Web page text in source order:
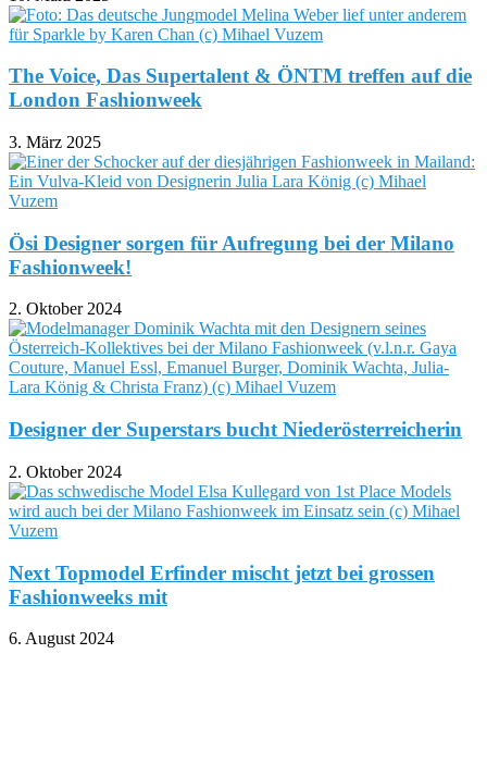
The Voice, Das Supertalent & ÖNTM treffen auf die
London Fashionweek
3. März 2025
Ösi Designer sorgen für Aufregung bei der Milano
Fashionweek!
2. Oktober 2024
Designer der Superstars bucht Niederösterreicherin
2. Oktober 2024
Next Topmodel Erfinder mischt jetzt bei grossen
Fashionweeks mit
6. August 2024